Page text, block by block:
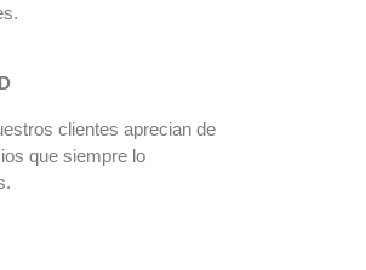
clientes aprecian de
que siempre lo